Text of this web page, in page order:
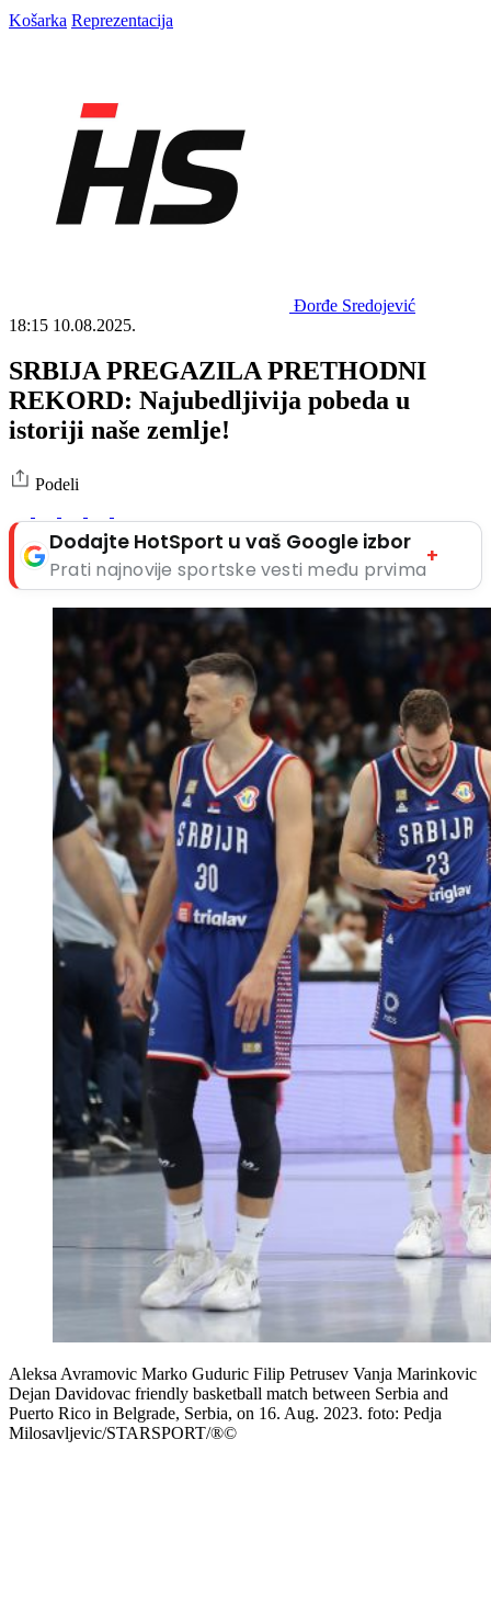
Košarka Reprezentacija
Đorđe Sredojević
18:15 10.08.2025.
SRBIJA PREGAZILA PRETHODNI
REKORD: Najubedljivija pobeda u
istoriji naše zemlje!
Podeli
Dodajte HotSport u vaš Google izbor
Prati najnovije sportske vesti među prvima
+
Aleksa Avramovic Marko Guduric Filip Petrusev Vanja Marinkovic
Dejan Davidovac friendly basketball match between Serbia and
Puerto Rico in Belgrade, Serbia, on 16. Aug. 2023. foto: Pedja
Milosavljevic/STARSPORT/®©